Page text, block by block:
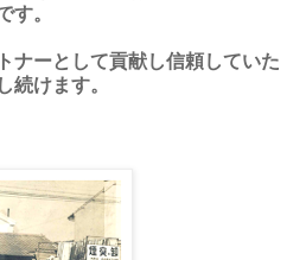
す。
ナーとして貢献し信頼していた
続けます。